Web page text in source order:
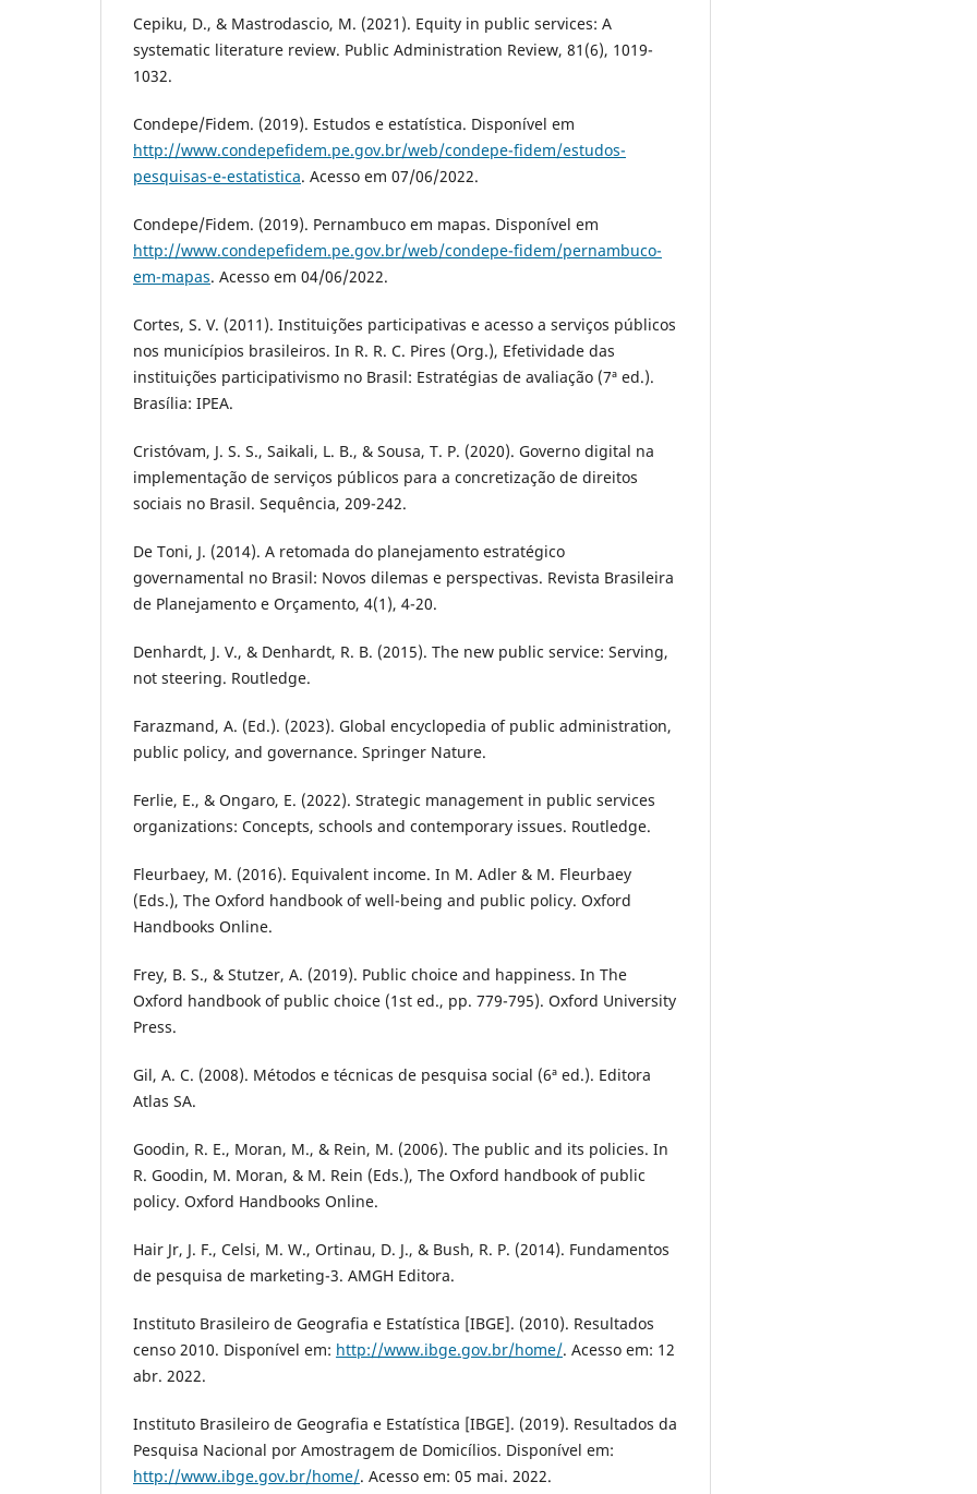
Cepiku, D., & Mastrodascio, M. (2021). Equity in public services: A
systematic literature review. Public Administration Review, 81(6), 1019-
1032.
Condepe/Fidem. (2019). Estudos e estatística. Disponível em
http://www.condepefidem.pe.gov.br/web/condepe-fidem/estudos-
pesquisas-e-estatistica. Acesso em 07/06/2022.
Condepe/Fidem. (2019). Pernambuco em mapas. Disponível em
http://www.condepefidem.pe.gov.br/web/condepe-fidem/pernambuco-
em-mapas. Acesso em 04/06/2022.
Cortes, S. V. (2011). Instituições participativas e acesso a serviços públicos
nos municípios brasileiros. In R. R. C. Pires (Org.), Efetividade das
instituições participativismo no Brasil: Estratégias de avaliação (7ª ed.).
Brasília: IPEA.
Cristóvam, J. S. S., Saikali, L. B., & Sousa, T. P. (2020). Governo digital na
implementação de serviços públicos para a concretização de direitos
sociais no Brasil. Sequência, 209-242.
De Toni, J. (2014). A retomada do planejamento estratégico
governamental no Brasil: Novos dilemas e perspectivas. Revista Brasileira
de Planejamento e Orçamento, 4(1), 4-20.
Denhardt, J. V., & Denhardt, R. B. (2015). The new public service: Serving,
not steering. Routledge.
Farazmand, A. (Ed.). (2023). Global encyclopedia of public administration,
public policy, and governance. Springer Nature.
Ferlie, E., & Ongaro, E. (2022). Strategic management in public services
organizations: Concepts, schools and contemporary issues. Routledge.
Fleurbaey, M. (2016). Equivalent income. In M. Adler & M. Fleurbaey
(Eds.), The Oxford handbook of well-being and public policy. Oxford
Handbooks Online.
Frey, B. S., & Stutzer, A. (2019). Public choice and happiness. In The
Oxford handbook of public choice (1st ed., pp. 779-795). Oxford University
Press.
Gil, A. C. (2008). Métodos e técnicas de pesquisa social (6ª ed.). Editora
Atlas SA.
Goodin, R. E., Moran, M., & Rein, M. (2006). The public and its policies. In
R. Goodin, M. Moran, & M. Rein (Eds.), The Oxford handbook of public
policy. Oxford Handbooks Online.
Hair Jr, J. F., Celsi, M. W., Ortinau, D. J., & Bush, R. P. (2014). Fundamentos
de pesquisa de marketing-3. AMGH Editora.
Instituto Brasileiro de Geografia e Estatística [IBGE]. (2010). Resultados
censo 2010. Disponível em: http://www.ibge.gov.br/home/. Acesso em: 12
abr. 2022.
Instituto Brasileiro de Geografia e Estatística [IBGE]. (2019). Resultados da
Pesquisa Nacional por Amostragem de Domicílios. Disponível em:
http://www.ibge.gov.br/home/. Acesso em: 05 mai. 2022.